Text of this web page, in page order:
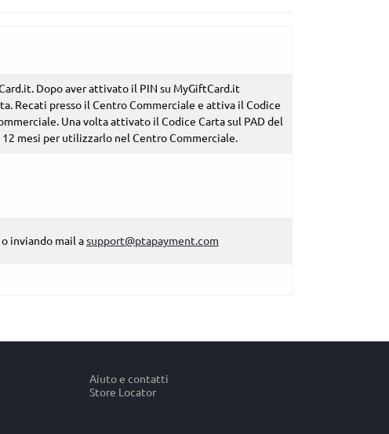
Dopo aver attivato il PIN su MyGiftCard.it
Recati presso il Centro Commerciale e attiva il Codice
Una volta attivato il Codice Carta sul PAD del
mesi per utilizzarlo nel Centro Commerciale.
inviando mail asupport@ptapayment.com
Aiuto e contatti
Store Locator